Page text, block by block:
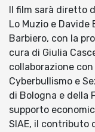
Il film sarà diretto
Lo Muzio e
Barbiero, con la
cura di Giulia
collaborazione
Cyberbullismo e
di Bologna e della
supporto
SIAE, il contributo